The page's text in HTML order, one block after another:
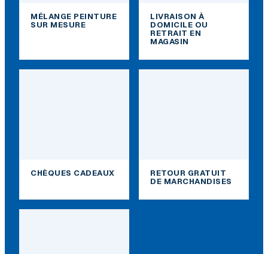
MÉLANGE PEINTURE
SUR MESURE
LIVRAISON À
DOMICILE OU
RETRAIT EN
MAGASIN
CHÈQUES CADEAUX
RETOUR GRATUIT
DE MARCHANDISES